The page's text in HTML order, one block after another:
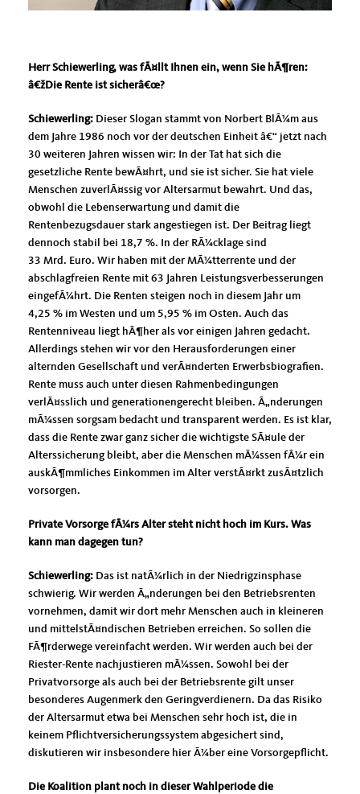
Herr Schiewerling, was fÃ¤llt Ihnen ein, wenn Sie hÃ¶ren:
žDie Rente ist sicherâ€œ?
Schiewerling: Dieser Slogan stammt von Norbert BlÃ¼m aus
dem Jahre 1986 noch vor der deutschen Einheit â€“ jetzt nach
30 weiteren Jahren wissen wir: In der Tat hat sich die
gesetzliche Rente bewÃ¤hrt, und sie ist sicher. Sie hat viele
Menschen zuverlÃ¤ssig vor Altersarmut bewahrt. Und das,
obwohl die Lebenserwartung und damit die
Rentenbezugsdauer stark angestiegen ist. Der Beitrag liegt
dennoch stabil bei 18,7 %. In der RÃ¼cklage sind
33 Mrd. Euro. Wir haben mit der MÃ¼tterrente und der
abschlagfreien Rente mit 63 Jahren Leistungsverbesserungen
eingefÃ¼hrt. Die Renten steigen noch in diesem Jahr um
4,25 % im Westen und um 5,95 % im Osten. Auch das
Rentenniveau liegt hÃ¶her als vor einigen Jahren gedacht.
Allerdings stehen wir vor den Herausforderungen einer
alternden Gesellschaft und verÃ¤nderten Erwerbsbiografien.
Rente muss auch unter diesen Rahmenbedingungen
verlÃ¤sslich und generationengerecht bleiben. Ã„nderungen
mÃ¼ssen sorgsam bedacht und transparent werden. Es ist klar,
dass die Rente zwar ganz sicher die wichtigste SÃ¤ule der
Alterssicherung bleibt, aber die Menschen mÃ¼ssen fÃ¼r ein
auskÃ¶mmliches Einkommen im Alter verstÃ¤rkt zusÃ¤tzlich
vorsorgen.
Private Vorsorge fÃ¼rs Alter steht nicht hoch im Kurs. Was
kann man dagegen tun?
Schiewerling: Das ist natÃ¼rlich in der Niedrigzinsphase
schwierig. Wir werden Ã„nderungen bei den Betriebsrenten
vornehmen, damit wir dort mehr Menschen auch in kleineren
und mittelstÃ¤ndischen Betrieben erreichen. So sollen die
FÃ¶rderwege vereinfacht werden. Wir werden auch bei der
Riester-Rente nachjustieren mÃ¼ssen. Sowohl bei der
Privatvorsorge als auch bei der Betriebsrente gilt unser
besonderes Augenmerk den Geringverdienern. Da das Risiko
der Altersarmut etwa bei Menschen sehr hoch ist, die in
keinem Pflichtversicherungssystem abgesichert sind,
diskutieren wir insbesondere hier Ã¼ber eine Vorsorgepflicht.
Die Koalition plant noch in dieser Wahlperiode die